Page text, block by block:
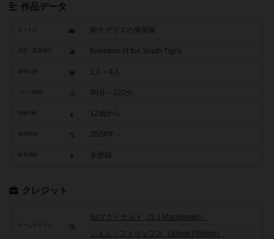
作品データ
タイトル 南チグリスの発明家
Inventors of the South Tigris
参加人数 1人～4人
90分～120分
12歳から
2024年～
参考価格 未登録
クレジット
ゲームデザイン
SJマクドナルド（S J Macdonald）
シェム・フィリップス（Shem Phillips）